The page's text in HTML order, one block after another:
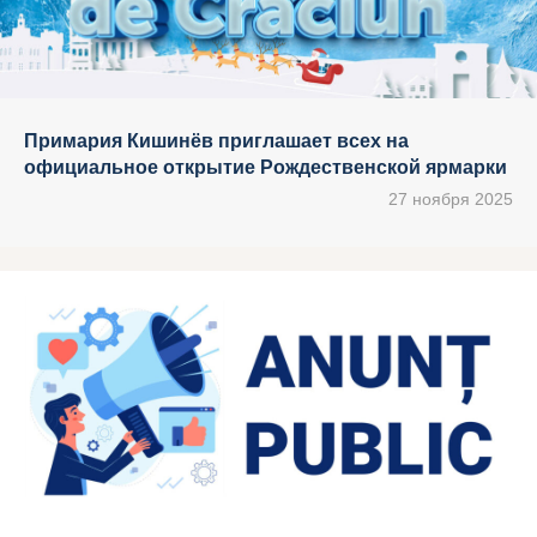
Примария Кишинёв приглашает всех на
официальное открытие Рождественской ярмарки
27 ноября 2025